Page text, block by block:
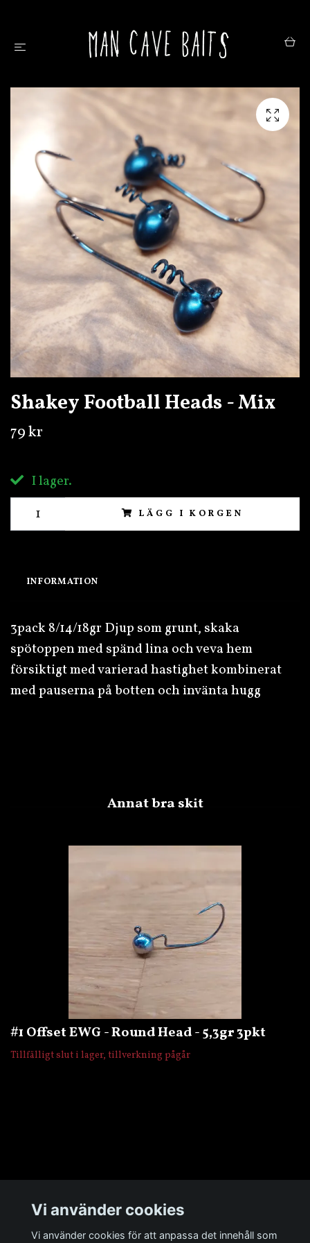
Shakey Football Heads - Mix
79 kr
I lager.
LÄGG I KORGEN
INFORMATION
3pack 8/14/18gr Djup som grunt, skaka
spötoppen med spänd lina och veva hem
försiktigt med varierad hastighet kombinerat
med pauserna på botten och invänta hugg
#1 Offset EWG - Round Head - 5,3gr 3pkt
Tillfälligt slut i lager, tillverkning pågår
Sociala medier
Vi använder cookies
Vi använder cookies för att anpassa det innehåll som